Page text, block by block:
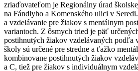
zriaďovateľom je Regionálny úrad
na Fándlyho a Komenského ulici v
a vzdelávanie pre žiakov s mentálnym
variantoch. Z ôsmych tried je päť
postihnutých žiakov vzdelávaných podľa
školy sú určené pre stredne a ťažko
kombinovane postihnutých žiakov
a C, tiež pre žiakov s individuálnym